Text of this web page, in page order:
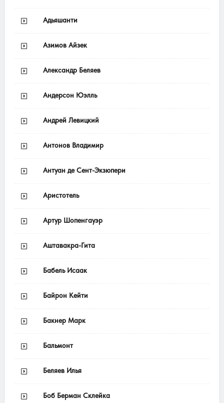
Адьяшанти
Азимов Айзек
Александр Беляев
Андерсон Юэлль
Андрей Левицкий
Антонов Владимир
Антуан де Сент-Экзюпери
Аристотель
Артур Шопенгауэр
Аштавакра-Гита
Бабель Исаак
Байрон Кейти
Бакнер Марк
Бальмонт
Беляев Илья
Боб Берман Склейка